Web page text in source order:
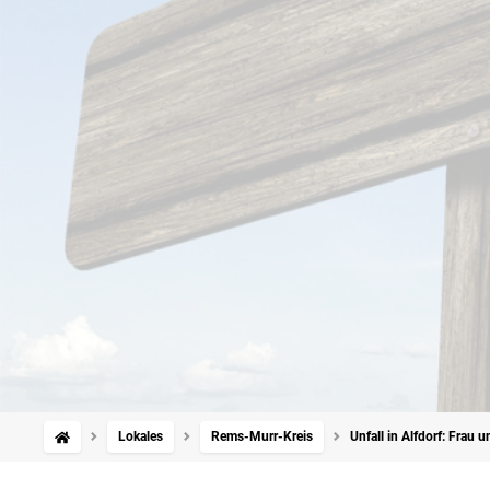
Lokales Rems-Murr-Kreis Unfall in Alfdorf: Frau